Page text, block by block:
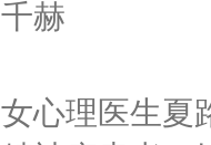
流苏容貌冠
宫宴上见到三
千赫
女心理医生夏